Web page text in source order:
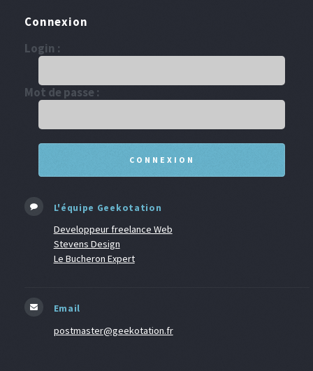
Connexion
Login :
Mot de passe :
L'équipe Geekotation
Developpeur freelance Web
Stevens Design
Le Bucheron Expert
Email
postmaster@geekotation.fr